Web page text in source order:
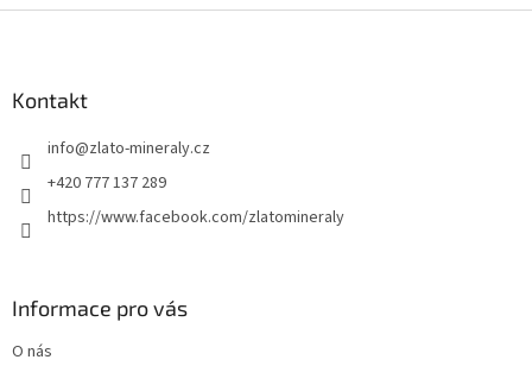
Kontakt
info@zlato-mineraly.cz
+420 777 137 289
https://www.facebook.com/zlatomineraly
Informace pro vás
O nás